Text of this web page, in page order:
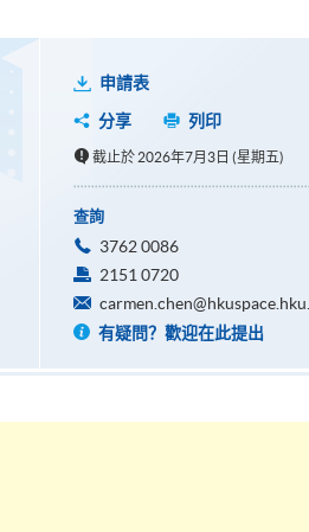
申請表
分享
列印
截止於 2026年7月3日 (星期五)
查詢
3762 0086
2151 0720
有疑問？歡迎在此提出